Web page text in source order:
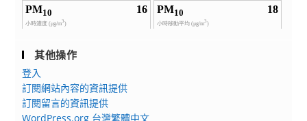
其他操作
登入
訂閱網站內容的資訊提供
訂閱留言的資訊提供
WordPress.org 台灣繁體中文